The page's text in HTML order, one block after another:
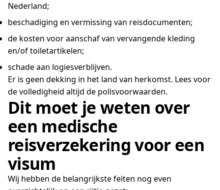
Nederland;
beschadiging en vermissing van reisdocumenten;
de kosten voor aanschaf van vervangende kleding
en/of toiletartikelen;
schade aan logiesverblijven.
Er is geen dekking in het land van herkomst. Lees voor
de volledigheid altijd de polisvoorwaarden.
Dit moet je weten over
een medische
reisverzekering voor een
visum
Wij hebben de belangrijkste feiten nog even